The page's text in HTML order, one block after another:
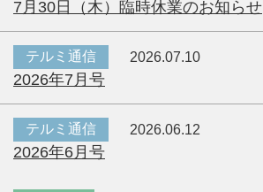
7月30日（木）臨時休業のお知らせ
テルミ通信 2026.07.10
2026年7月号
テルミ通信 2026.06.12
2026年6月号